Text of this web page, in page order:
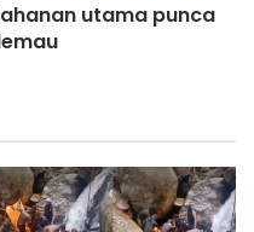
utama punca